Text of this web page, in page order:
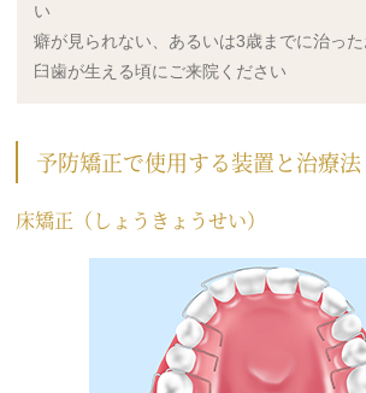
い
癖が見られない、あるいは3歳までに治っ
臼歯が生える頃にご来院ください
予防矯正で使用する装置と治療法
床矯正（しょうきょうせい）